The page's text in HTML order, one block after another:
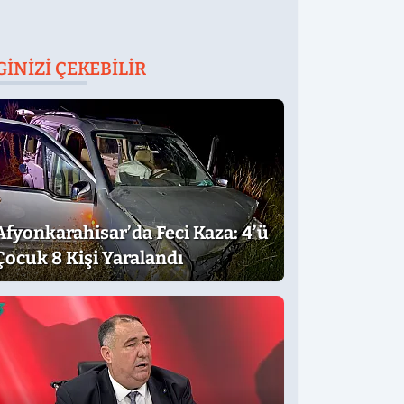
ÇEKEBILIR
Feci Kaza: 4’ü
8 Kişi Yaralandı